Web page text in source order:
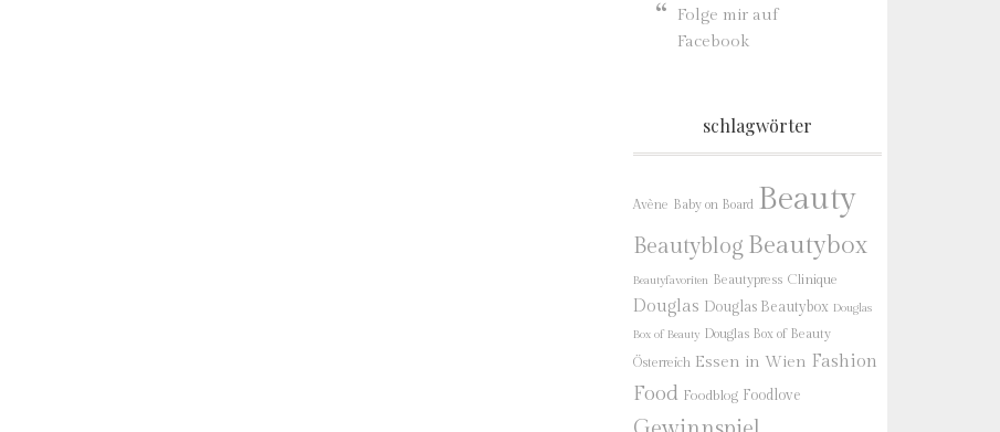
Folge mir auf
Facebook
schlagwörter
Avène Baby on Board Beauty
Beautyblog Beautybox
Beautyfavoriten Beautypress Clinique
Douglas Douglas Beautybox Douglas
Box of Beauty Douglas Box of Beauty
Österreich Essen in Wien Fashion
Food Foodblog Foodlove